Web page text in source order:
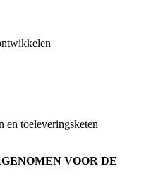
en toeleveringsketen
VOOR DE